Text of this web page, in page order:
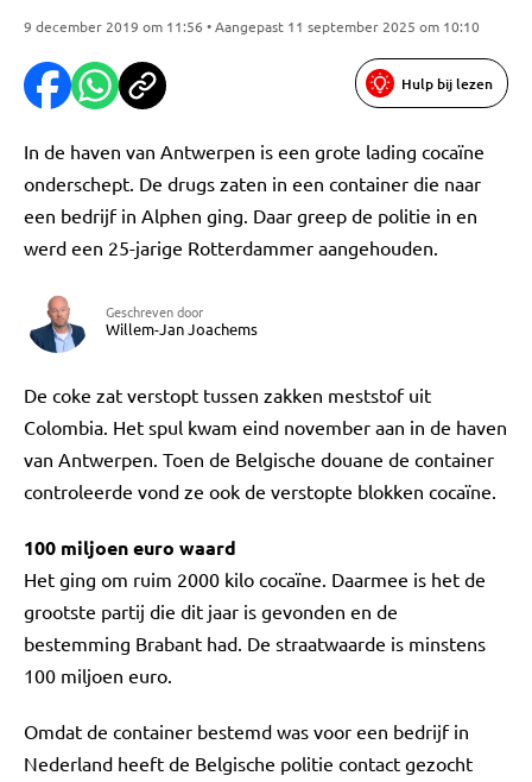
9 december 2019 om 11:56 • Aangepast 11 september 2025 om 10:10
Hulp bij lezen
In de haven van Antwerpen is een grote lading cocaïne
onderschept. De drugs zaten in een container die naar
een bedrijf in Alphen ging. Daar greep de politie in en
werd een 25-jarige Rotterdammer aangehouden.
Geschreven door
Willem-Jan Joachems
De coke zat verstopt tussen zakken meststof uit
Colombia. Het spul kwam eind november aan in de haven
van Antwerpen. Toen de Belgische douane de container
controleerde vond ze ook de verstopte blokken cocaïne.
100 miljoen euro waard
Het ging om ruim 2000 kilo cocaïne. Daarmee is het de
grootste partij die dit jaar is gevonden en de
bestemming Brabant had. De straatwaarde is minstens
100 miljoen euro.
Omdat de container bestemd was voor een bedrijf in
Nederland heeft de Belgische politie contact gezocht